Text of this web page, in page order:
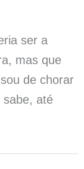
ser a
mas que
de chorar
sabe, até